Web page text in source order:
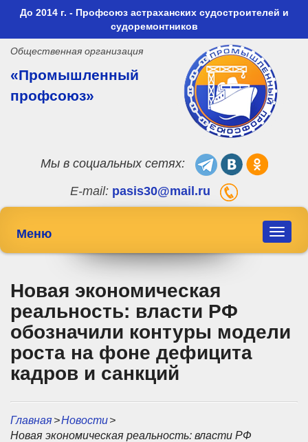
До 2014 г. - Профсоюз астраханских судостроителей и
судоремонтников
Общественная организация
«Промышленный
профсоюз»
Мы в социальных сетях:
E-mail: pasis30@mail.ru
Toggle
Меню
Новая экономическая
реальность: власти РФ
обозначили контуры модели
роста на фоне дефицита
кадров и санкций
Главная>Новости>
Новая экономическая реальность: власти РФ